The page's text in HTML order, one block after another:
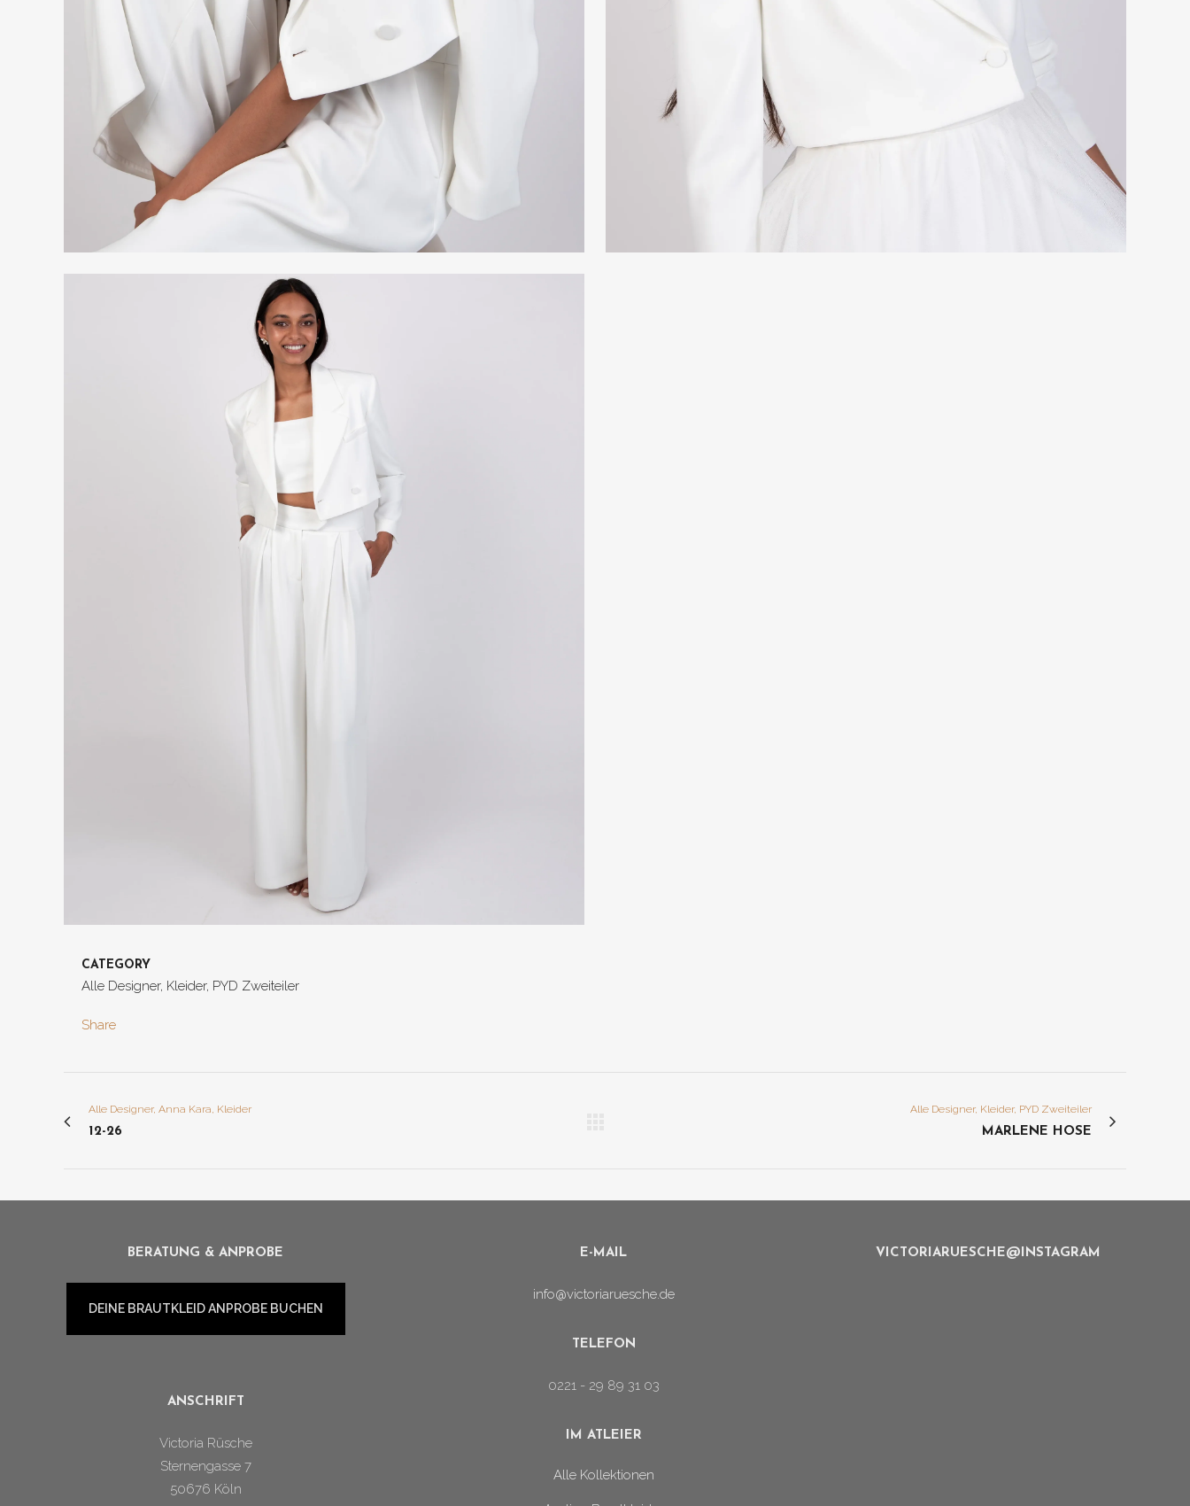
CATEGORY
Alle Designer, Kleider, PYD Zweiteiler
Share
Alle Designer, Anna Kara, Kleider
12-26
Alle Designer, Kleider, PYD Zweiteiler
MARLENE HOSE
BERATUNG & ANPROBE
DEINE BRAUTKLEID ANPROBE BUCHEN
ANSCHRIFT
Victoria Rüsche
Sternengasse 7
50676 Köln
E-MAIL
info@victoriaruesche.de
TELEFON
0221 - 29 89 31 03
IM ATLEIER
Alle Kollektionen
VICTORIARUESCHE@INSTAGRAM